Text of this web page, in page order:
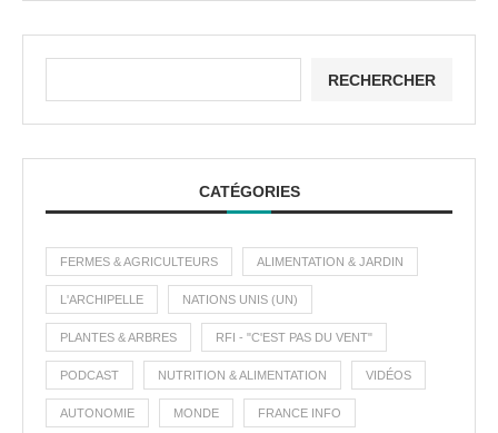
RECHERCHER
CATÉGORIES
FERMES & AGRICULTEURS ALIMENTATION & JARDIN
L'ARCHIPELLE NATIONS UNIS (UN)
PLANTES & ARBRES RFI - "C'EST PAS DU VENT"
PODCAST NUTRITION & ALIMENTATION VIDÉOS
AUTONOMIE MONDE FRANCE INFO